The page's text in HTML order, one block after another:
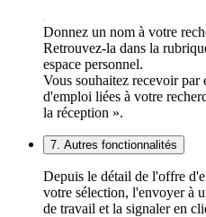
Donnez un nom à votre
Retrouvez-la dans la
espace personnel.
Vous souhaitez recevoir
d'emploi liées à votre
la réception ».
7. Autres fonctionnalités
Depuis le détail de l'offre
votre sélection, l'envoyer à
de travail et la signaler en